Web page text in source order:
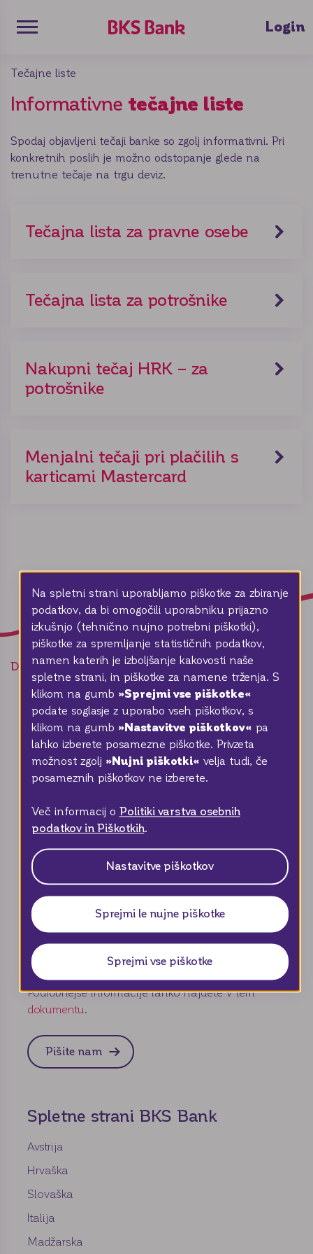
Login
main navigation menu
Tečajne liste
Informativne tečajne liste
Spodaj objavljeni tečaji banke so zgolj informativni. Pri
konkretnih poslih je možno odstopanje glede na
trenutne tečaje na trgu deviz.
Tečajna lista za pravne osebe
Tečajna lista za potrošnike
Nakupni tečaj HRK – za
potrošnike
Menjalni tečaji pri plačilih s
karticami Mastercard
Deli stran
O nas
Odnos z investitorji
Trajnostni razvoj
Novice in medijske objave
Vaše mnenje šteje
Vaše mnenje jemljemo resno. Napišite nam svoj
predlog ali pritožbo.
Podrobnejše informacije lahko najdete v tem
dokumentu.
Pišite nam
Spletne strani BKS Bank
Avstrija
Hrvaška
Slovaška
Italija
Madžarska
Na spletni strani uporabljamo piškotke za zbiranje
podatkov, da bi omogočili uporabniku prijazno
izkušnjo (tehnično nujno potrebni piškotki),
piškotke za spremljanje statističnih podatkov,
namen katerih je izboljšanje kakovosti naše
spletne strani, in piškotke za namene trženja. S
klikom na gumb »Sprejmi vse piškotke«
podate soglasje z uporabo vseh piškotkov, s
klikom na gumb »Nastavitve piškotkov« pa
lahko izberete posamezne piškotke. Privzeta
možnost zgolj »Nujni piškotki« velja tudi, če
posameznih piškotkov ne izberete.
Več informacij o Politiki varstva osebnih
podatkov in Piškotkih.
Nastavitve piškotkov
Sprejmi le nujne piškotke
Sprejmi vse piškotke